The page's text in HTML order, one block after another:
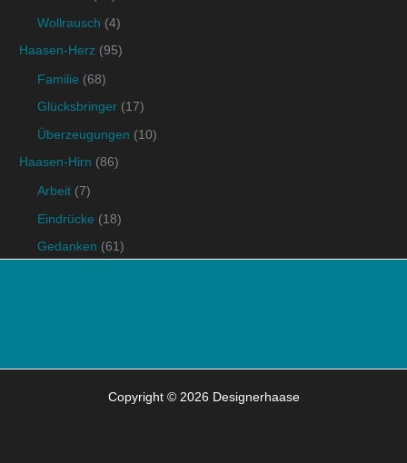
Wollrausch (4)
Haasen-Herz (95)
Familie (68)
Glücksbringer (17)
Überzeugungen (10)
Haasen-Hirn (86)
Arbeit (7)
Eindrücke (18)
Gedanken (61)
Copyright © 2026 Designerhaase